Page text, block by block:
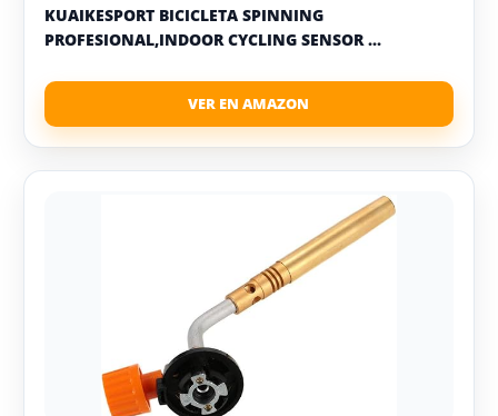
KUAIKESPORT BICICLETA SPINNING
PROFESIONAL,INDOOR CYCLING SENSOR ...